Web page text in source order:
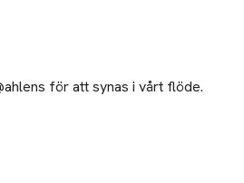
för att synas i vårt flöde.